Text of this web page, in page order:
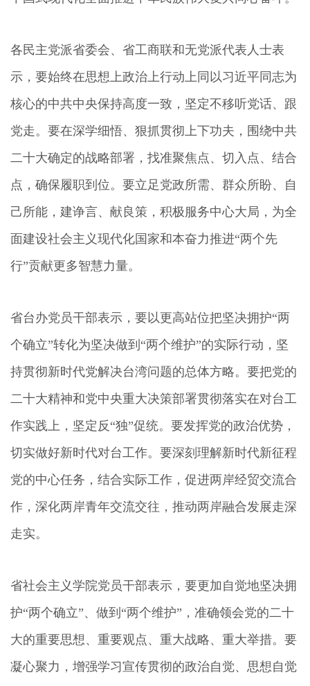
各民主党派省委会、省工商联和无党派代表人士表
示，要始终在思想上政治上行动上同以习近平同志为
核心的中共中央保持高度一致，坚定不移听党话、跟
党走。要在深学细悟、狠抓贯彻上下功夫，围绕中共
二十大确定的战略部署，找准聚焦点、切入点、结合
点，确保履职到位。要立足党政所需、群众所盼、自
己所能，建诤言、献良策，积极服务中心大局，为全
面建设社会主义现代化国家和本奋力推进“两个先
行”贡献更多智慧力量。
省台办党员干部表示，要以更高站位把坚决拥护“两
个确立”转化为坚决做到“两个维护”的实际行动，坚
持贯彻新时代党解决台湾问题的总体方略。要把党的
二十大精神和党中央重大决策部署贯彻落实在对台工
作实践上，坚定反“独”促统。要发挥党的政治优势，
切实做好新时代对台工作。要深刻理解新时代新征程
党的中心任务，结合实际工作，促进两岸经贸交流合
作，深化两岸青年交流交往，推动两岸融合发展走深
走实。
省社会主义学院党员干部表示，要更加自觉地坚决拥
护“两个确立”、做到“两个维护”，准确领会党的二十
大的重要思想、重要观点、重大战略、重大举措。要
凝心聚力，增强学习宣传贯彻的政治自觉、思想自觉